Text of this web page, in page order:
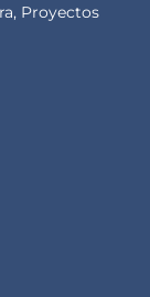
, Proyectos